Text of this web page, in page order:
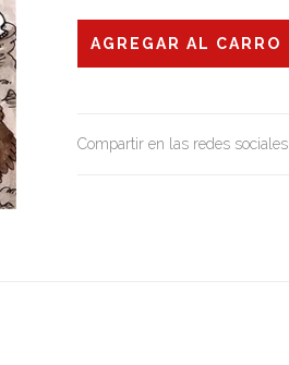
Compartir en las redes sociales